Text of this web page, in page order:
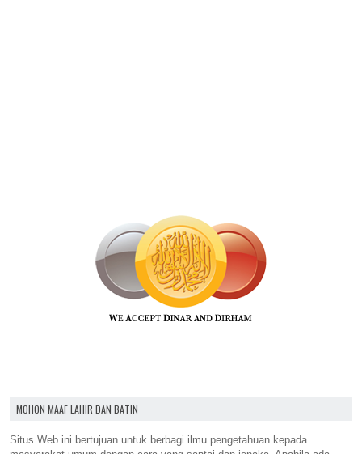
MOHON MAAF LAHIR DAN BATIN
Situs Web ini bertujuan untuk berbagi ilmu pengetahuan kepada